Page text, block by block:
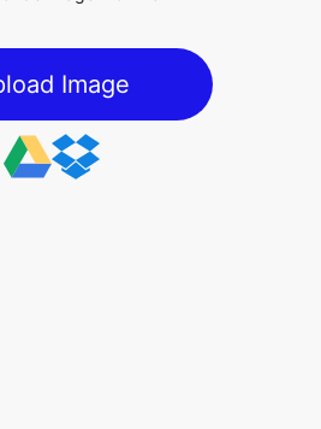
de imagem para 510kb
enquanto mantém sua